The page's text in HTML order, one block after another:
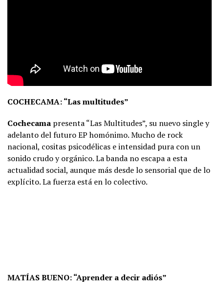
COCHECAMA: “Las multitudes”
Cochecama presenta “Las Multitudes”, su nuevo single y
adelanto del futuro EP homónimo. Mucho de rock
nacional, cositas psicodélicas e intensidad pura con un
sonido crudo y orgánico. La banda no escapa a esta
actualidad social, aunque más desde lo sensorial que de lo
explícito. La fuerza está en lo colectivo.
MATÍAS BUENO: “Aprender a decir adiós”